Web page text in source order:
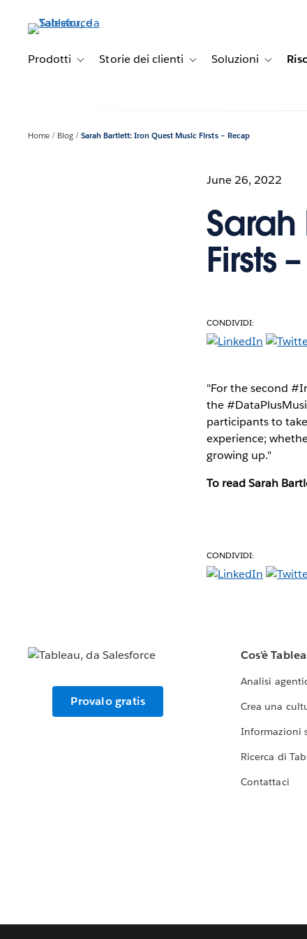
principale
Prodotti Toggle sub-navigation for Prodotti
Storie dei clienti Toggle sub-navigation for
Soluzioni Toggle
Home Blog Sarah Bartlett: Iron Quest Music Firsts – Recap
June 26, 2022
Sarah
Firsts
CONDIVIDI:
"For the second
the
participants to
experience;
growing up."
To read Sarah
CONDIVIDI:
Provalo gratis
Cos'è
Analisi
Crea una
Informazioni
Ricerca di
Contattaci